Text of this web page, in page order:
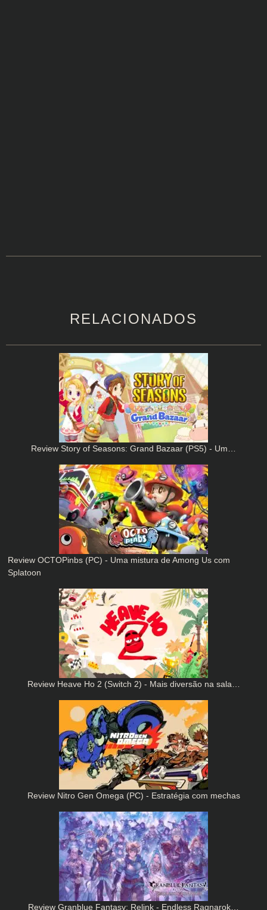
RELACIONADOS
Review Story of Seasons: Grand Bazaar (PS5) - Um…
Review OCTOPinbs (PC) - Uma mistura de Among Us com
Splatoon
Review Heave Ho 2 (Switch 2) - Mais diversão na sala…
Review Nitro Gen Omega (PC) - Estratégia com mechas
Review Granblue Fantasy: Relink - Endless Ragnarok…